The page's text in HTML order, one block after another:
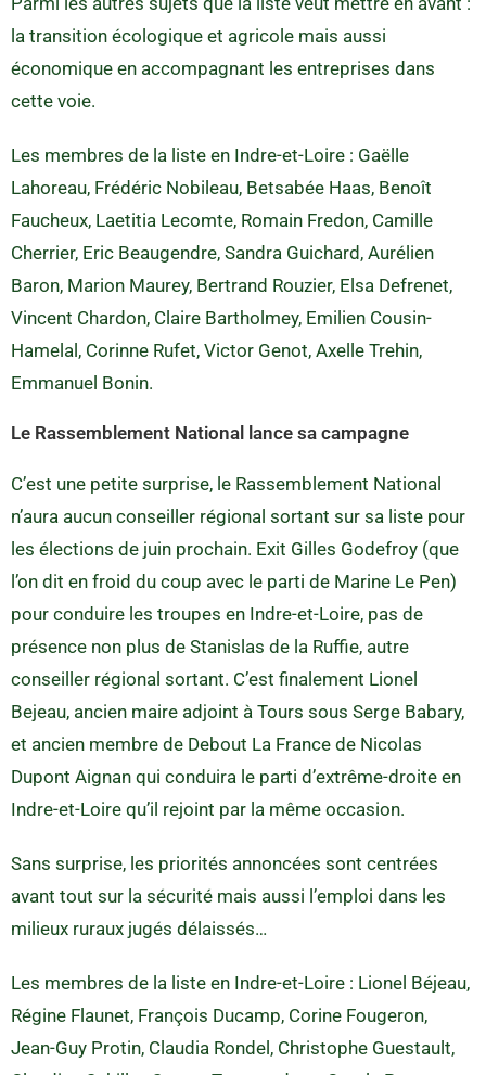
la transition écologique et agricole mais aussi
économique en accompagnant les entreprises dans
cette voie.
Les membres de la liste en Indre-et-Loire : Gaëlle
Lahoreau, Frédéric Nobileau, Betsabée Haas, Benoît
Faucheux, Laetitia Lecomte, Romain Fredon, Camille
Cherrier, Eric Beaugendre, Sandra Guichard, Aurélien
Baron, Marion Maurey, Bertrand Rouzier, Elsa Defrenet,
Vincent Chardon, Claire Bartholmey, Emilien Cousin-
Hamelal, Corinne Rufet, Victor Genot, Axelle Trehin,
Emmanuel Bonin.
Le Rassemblement National lance sa campagne
C’est une petite surprise, le Rassemblement National
n’aura aucun conseiller régional sortant sur sa liste pour
les élections de juin prochain. Exit Gilles Godefroy (que
l’on dit en froid du coup avec le parti de Marine Le Pen)
pour conduire les troupes en Indre-et-Loire, pas de
présence non plus de Stanislas de la Ruffie, autre
conseiller régional sortant. C’est finalement Lionel
Bejeau, ancien maire adjoint à Tours sous Serge Babary,
et ancien membre de Debout La France de Nicolas
Dupont Aignan qui conduira le parti d’extrême-droite en
Indre-et-Loire qu’il rejoint par la même occasion.
Sans surprise, les priorités annoncées sont centrées
avant tout sur la sécurité mais aussi l’emploi dans les
milieux ruraux jugés délaissés…
Les membres de la liste en Indre-et-Loire : Lionel Béjeau,
Régine Flaunet, François Ducamp, Corine Fougeron,
Jean-Guy Protin, Claudia Rondel, Christophe Guestault,